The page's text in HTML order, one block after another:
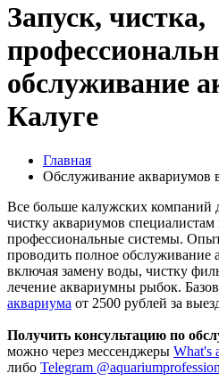
Запуск, чистка,
обслуживание
Калуге
Главная
Обслуживание аквариумов
Все больше калужских компаний
чистку аквариумов
профессиональные системы.
проводить полное обслуживание
включая замену воды, чистку
лечение аквариумны рыбок.
аквариума от 2500 рублей за
Получить консультацию по
можно через мессенджеры What's
либо Telegram